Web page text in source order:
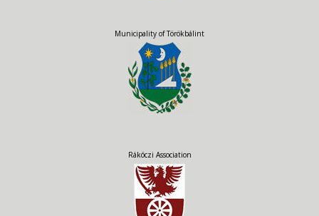
Municipality of Törökbálint
Rákóczi Association